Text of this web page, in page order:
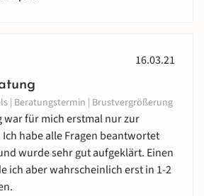
16.03.21
| Beratungstermin | Brustvergrößerung
war für mich erstmal nur zur
habe alle Fragen beantwortet
wurde sehr gut aufgeklärt. Einen
ich aber wahrscheinlich erst in 1-2